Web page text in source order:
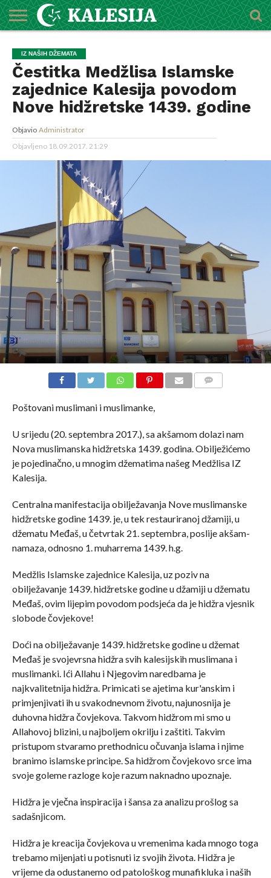
O
MEDŽLISU
DŽEMATI
IMAMI
MEKTEBSKI
CENTAR
VIJESTI
HUTBE
NAJAVE
KALENDAR
KONTAKT
IZ NAŠIH DŽEMATA
Čestitka Medžlisa Islamske
zajednice Kalesija povodom
Nove hidžretske 1439. godine
Objavio Administrator
Objavljeno 18.09.2017. 21:29
Poštovani muslimani i muslimanke,
U srijedu (20. septembra 2017.), sa akšamom dolazi nam
Nova muslimanska hidžretska 1439. godina. Obilježićemo
je pojedinačno, u mnogim džematima našeg Medžlisa IZ
Kalesija.
Centralna manifestacija obilježavanja Nove muslimanske
hidžretske godine 1439. je, u tek restauriranoj džamiji, u
džematu Međaš, u četvrtak 21. septembra, poslije akšam-
namaza, odnosno 1. muharrema 1439. h.g.
Medžlis Islamske zajednice Kalesija, uz poziv na
obilježavanje 1439. hidžretske godine u džamiji u džematu
Međaš, ovim lijepim povodom podsjeća da je hidžra vjesnik
slobode čovjekove!
Doći na obilježavanje 1439. hidžretske godine u džemat
Međaš je svojevrsna hidžra svih kalesijskih muslimana i
muslimanki. Ići Allahu i Njegovim naredbama je
najkvalitetnija hidžra. Primicati se ajetima kur'anskim i
primjenjivati ih u svakodnevnom životu, najunosnija je
duhovna hidžra čovjekova. Takvom hidžrom mi smo u
Allahovoj blizini, u najboljem okrilju i zaštiti. Takvim
pristupom stvaramo prethodnicu očuvanja islama i njime
branimo islamske principe. Sa hidžrom čovjekovo srce ima
svoje goleme razloge koje razum naknadno upoznaje.
Hidžra je vječna inspiracija i šansa za analizu prošlog sa
sadašnjicom.
Hidžra je kreacija čovjekova u vremenima kada mnogo toga
trebamo mijenjati u potisnuti iz svojih života. Hidžra je
vrijeme da odustanemo od patološkog munafikluka i naših